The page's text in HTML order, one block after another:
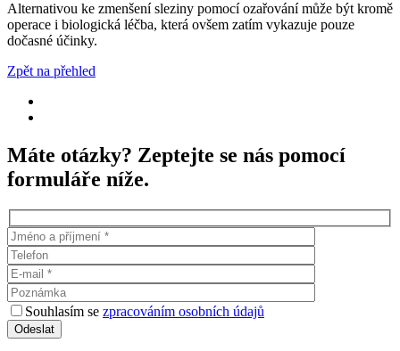
Alternativou ke zmenšení sleziny pomocí ozařování může být kromě
operace i biologická léčba, která ovšem zatím vykazuje pouze
dočasné účinky.
Zpět na přehled
Máte otázky? Zeptejte se nás pomocí
formuláře níže.
Souhlasím se zpracováním osobních údajů